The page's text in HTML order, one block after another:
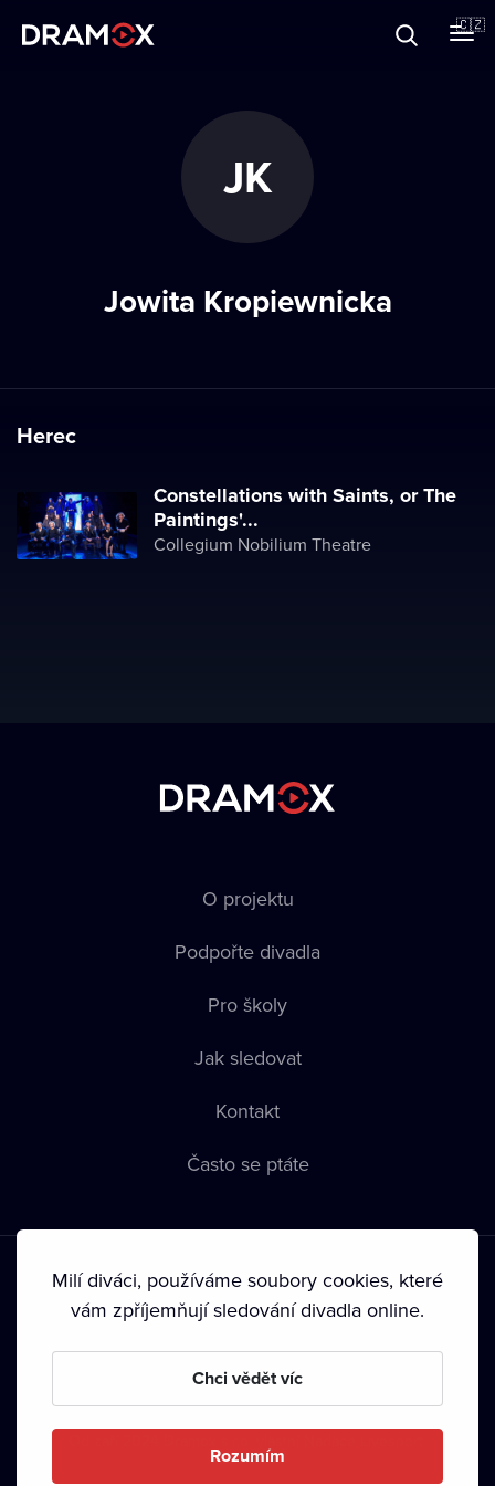
🇨🇿
JK
Jowita Kropiewnicka
Herec
Constellations with Saints, or The
Paintings'...
Collegium Nobilium Theatre
O projektu
Podpořte divadla
Pro školy
Jak sledovat
Kontakt
Často se ptáte
Podmínky používání • Ochrana soukromí • Zásady používání
• Autorská práva•
Milí diváci, používáme soubory cookies, které
vám zpříjemňují sledování divadla online.
Chci vědět víc
Rozumím